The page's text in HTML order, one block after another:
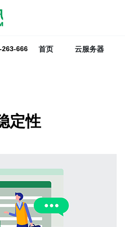
263-666 首页 云服务器
定性